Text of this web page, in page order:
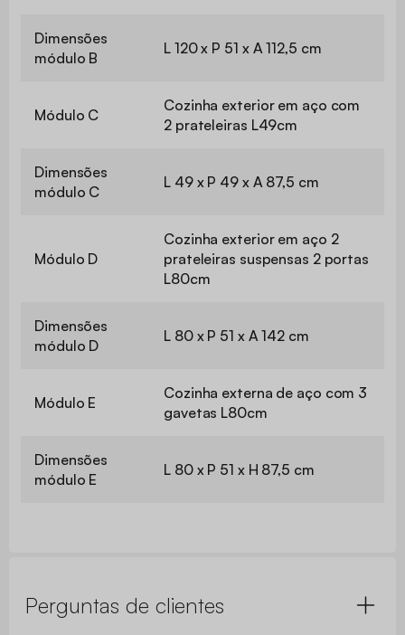
Dimensões
módulo B
L 120 x P 51 x A 112,5 cm
Módulo C
Cozinha exterior em aço com
2 prateleiras L49cm
Dimensões
módulo C
L 49 x P 49 x A 87,5 cm
Módulo D
Cozinha exterior em aço 2
prateleiras suspensas 2 portas
L80cm
Dimensões
módulo D
L 80 x P 51 x A 142 cm
Módulo E
Cozinha externa de aço com 3
gavetas L80cm
Dimensões
módulo E
L 80 x P 51 x H 87,5 cm
Perguntas de clientes